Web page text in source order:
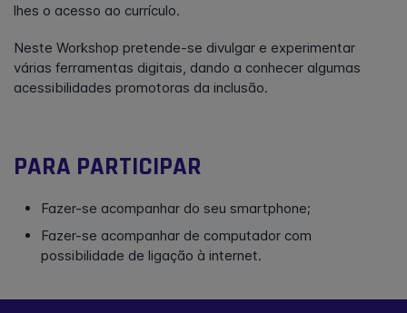
lhes o acesso ao currículo.
Neste Workshop pretende-se divulgar e experimentar
várias ferramentas digitais, dando a conhecer algumas
acessibilidades promotoras da inclusão.
PARA PARTICIPAR
Fazer-se acompanhar do seu smartphone;
Fazer-se acompanhar de computador com
possibilidade de ligação à internet.